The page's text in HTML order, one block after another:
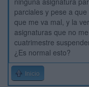
parciales y pese a
que me va mal, y la
asignaturas que no
cuatrimestre
¿Es normal esto?
Inicio